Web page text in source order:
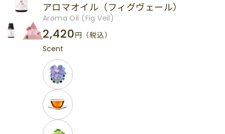
アロマオイル（フィグヴェール）
Aroma Oil (Fig Veil)
2,420円 （税込）
Scent